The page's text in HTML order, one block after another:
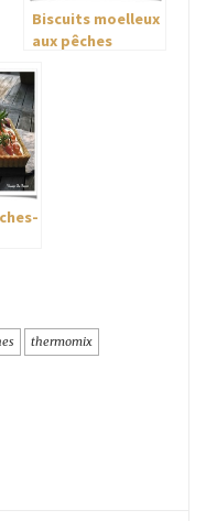
Biscuits moelleux
aux pêches
thermomix